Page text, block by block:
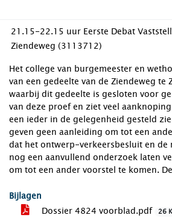
21.15-22.15 uur Eerste Debat
Ziendeweg (3113712)
Het college van burgemeester en
van een gedeelte van de Ziendeweg
waarbij dit gedeelte is gesloten voor
van deze proef en ziet veel
een ieder in de gelegenheid gesteld
geven geen aanleiding om tot een
dat het ontwerp-verkeersbesluit en
nog een aanvullend onderzoek laten
om tot een ander voorstel te komen.
Bijlagen
Dossier 4824 voorblad.pdf 26